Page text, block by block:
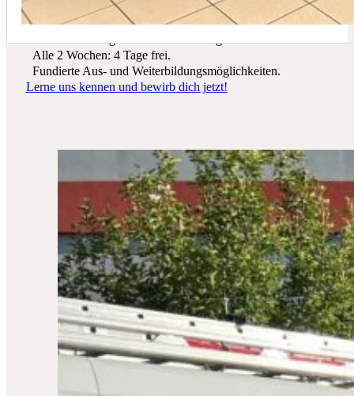
Ein sicherer Arbeitsplatz in einer krisenfesten Branche.
Alle 2 Wochen: 4 Tage frei.
Fundierte Aus- und Weiterbildungsmöglichkeiten.
Lerne uns kennen und bewirb dich jetzt!